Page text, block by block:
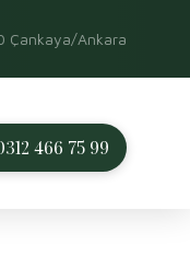
Çankaya/Ankara
466 75 99